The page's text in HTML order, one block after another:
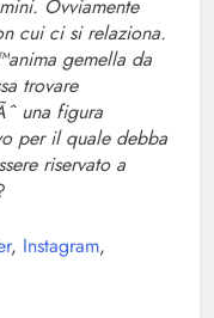
Ovviamente
cui ci si relaziona.
gemella da
trovare
una figura
per il quale debba
riservato a
, Instagram,